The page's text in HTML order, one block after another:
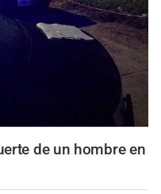
de un hombre en